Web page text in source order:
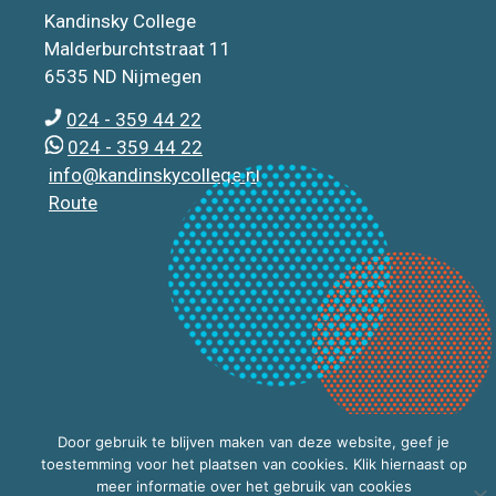
Kandinsky College
Malderburchtstraat 11
6535 ND Nijmegen
024 - 359 44 22
024 - 359 44 22
info@kandinskycollege.nl
Route
Door gebruik te blijven maken van deze website, geef je
toestemming voor het plaatsen van cookies. Klik hiernaast op
meer informatie over het gebruik van cookies